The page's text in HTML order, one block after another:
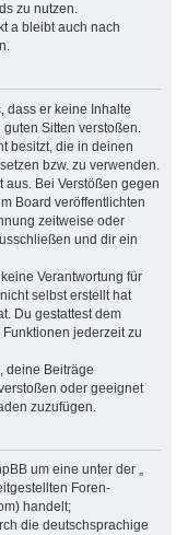
zu nutzen.
a bleibt auch nach
dass er keine Inhalte
Sitten verstoßen.
besitzt, die in deinen
bzw. zu verwenden.
aus. Bei Verstößen gegen
Board veröffentlichten
zeitweise oder
und dir ein
Verantwortung für
selbst erstellt hat
Du gestattest dem
jederzeit zu
deine Beiträge
oder geeignet
zuzufügen.
um eine unter der „
Foren-
handelt;
die deutschsprachige